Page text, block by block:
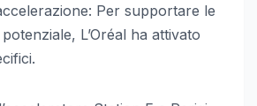
Per supportare le
L’Oréal ha attivato